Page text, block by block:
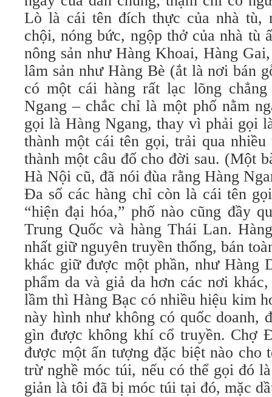
Lò là cái tên đích thực của nhà tù,
chội, nóng bức, ngộp thở của nhà tù
nông sản như Hàng Khoai, Hàng
lâm sản như Hàng Bè (ắt là nơi bán
có một cái hàng rất lạc lõng
Ngang – chắc chỉ là một phố nằm
gọi là Hàng Ngang, thay vì phải gọi
thành một cái tên gọi, trải qua
thành một câu đố cho đời sau. (Một
Hà Nội cũ, đã nói đùa rằng Hàng
Đa số các hàng chỉ còn là cái tên
“hiện đại hóa,” phố nào cũng đầy
Trung Quốc và hàng Thái Lan.
nhất giữ nguyên truyền thống, bán
khác giữ được một phần, như Hàng
phẩm da và giả da hơn các nơi
lầm thì Hàng Bạc có nhiều hiệu kim
này hình như không có quốc doanh,
gìn được không khí cổ truyền. Chợ
được một ấn tượng đặc biệt nào cho
trừ nghề móc túi, nếu có thể gọi đó
giản là tôi đã bị móc túi tại đó, mặc